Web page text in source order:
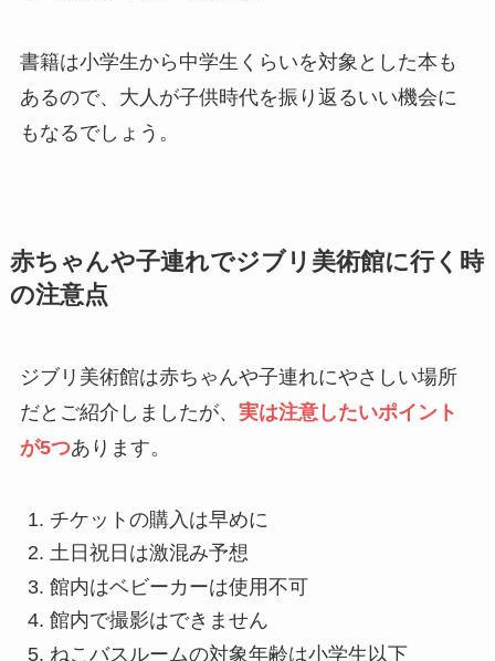
書籍は小学生から中学生くらいを対象とした本も
あるので、大人が子供時代を振り返るいい機会に
もなるでしょう。
赤ちゃんや子連れでジブリ美術館に行く時
の注意点
ジブリ美術館は赤ちゃんや子連れにやさしい場所
だとご紹介しましたが、 実は注意したいポイント
が5つあります。
チケットの購入は早めに
土日祝日は激混み予想
館内はベビーカーは使用不可
館内で撮影はできません
ねこバスルームの対象年齢は小学生以下